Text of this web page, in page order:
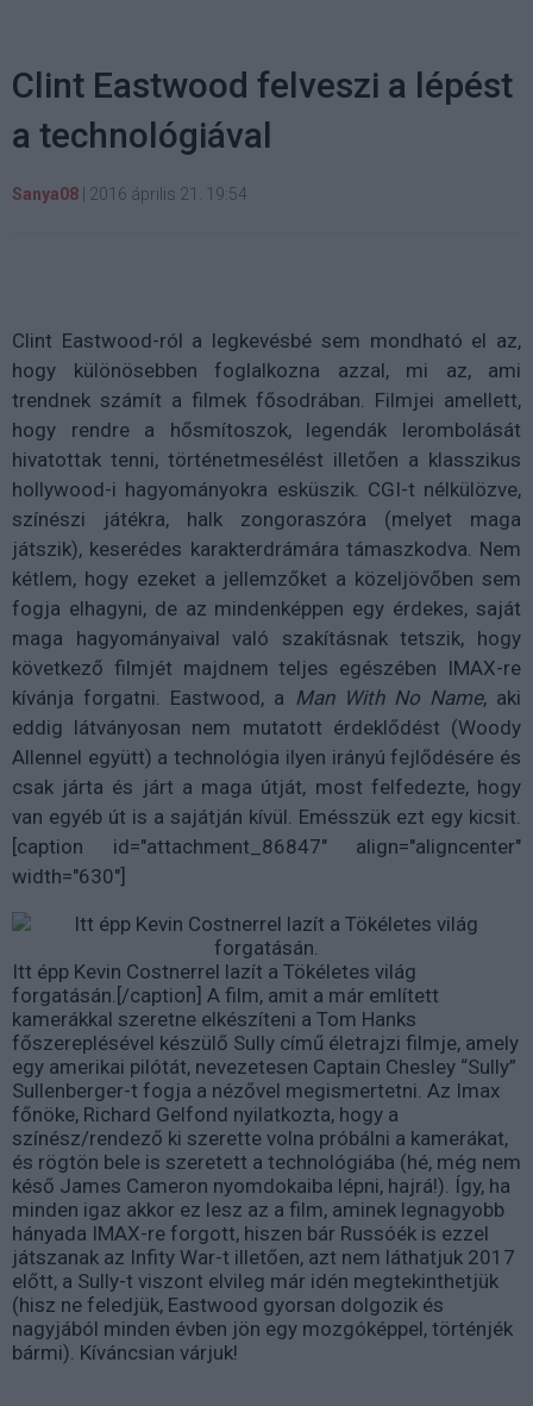
Clint Eastwood felveszi a lépést
a technológiával
Sanya08 2016 április 21. 19:54
Clint Eastwood-ról a legkevésbé sem mondható el az,
hogy különösebben foglalkozna azzal, mi az, ami
trendnek számít a filmek fősodrában. Filmjei amellett,
hogy rendre a hősmítoszok, legendák lerombolását
hivatottak tenni, történetmesélést illetően a klasszikus
hollywood-i hagyományokra esküszik. CGI-t nélkülözve,
színészi játékra, halk zongoraszóra (melyet maga
játszik), keserédes karakterdrámára támaszkodva. Nem
kétlem, hogy ezeket a jellemzőket a közeljövőben sem
fogja elhagyni, de az mindenképpen egy érdekes, saját
maga hagyományaival való szakításnak tetszik, hogy
következő filmjét majdnem teljes egészében IMAX-re
kívánja forgatni. Eastwood, a Man With No Name, aki
eddig látványosan nem mutatott érdeklődést (Woody
Allennel együtt) a technológia ilyen irányú fejlődésére és
csak járta és járt a maga útját, most felfedezte, hogy
van egyéb út is a sajátján kívül. Emésszük ezt egy kicsit.
[caption id="attachment_86847" align="aligncenter"
width="630"]
Itt épp Kevin Costnerrel lazít a Tökéletes világ
forgatásán.[/caption] A film, amit a már említett
kamerákkal szeretne elkészíteni a Tom Hanks
főszereplésével készülő Sully című életrajzi filmje, amely
egy amerikai pilótát, nevezetesen Captain Chesley “Sully”
Sullenberger-t fogja a nézővel megismertetni. Az Imax
főnöke, Richard Gelfond nyilatkozta, hogy a
színész/rendező ki szerette volna próbálni a kamerákat,
és rögtön bele is szeretett a technológiába (hé, még nem
késő James Cameron nyomdokaiba lépni, hajrá!). Így, ha
minden igaz akkor ez lesz az a film, aminek legnagyobb
hányada IMAX-re forgott, hiszen bár Russóék is ezzel
játszanak az Infity War-t illetően, azt nem láthatjuk 2017
előtt, a Sully-t viszont elvileg már idén megtekinthetjük
(hisz ne feledjük, Eastwood gyorsan dolgozik és
nagyjából minden évben jön egy mozgóképpel, történjék
bármi). Kíváncsian várjuk!